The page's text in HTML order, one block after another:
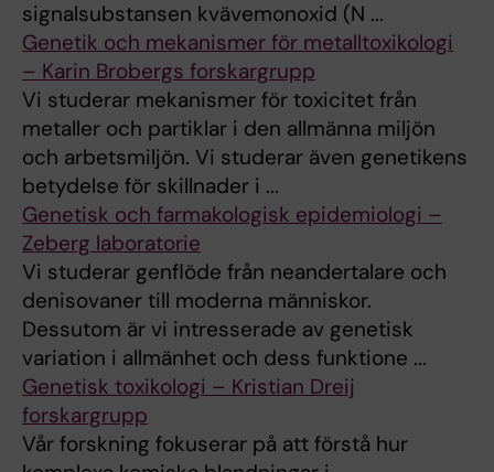
signalsubstansen kvävemonoxid (N ...
Genetik och mekanismer för metalltoxikologi
– Karin Brobergs forskargrupp
Vi studerar mekanismer för toxicitet från
metaller och partiklar i den allmänna miljön
och arbetsmiljön. Vi studerar även genetikens
betydelse för skillnader i ...
Genetisk och farmakologisk epidemiologi –
Zeberg laboratorie
Vi studerar genflöde från neandertalare och
denisovaner till moderna människor.
Dessutom är vi intresserade av genetisk
variation i allmänhet och dess funktione ...
Genetisk toxikologi – Kristian Dreij
forskargrupp
Vår forskning fokuserar på att förstå hur